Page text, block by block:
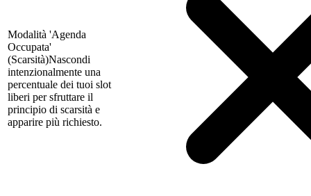
Modalità 'Agenda
Occupata'
(Scarsità)Nascondi
intenzionalmente una
percentuale dei tuoi slot
liberi per sfruttare il
principio di scarsità e
apparire più richiesto.